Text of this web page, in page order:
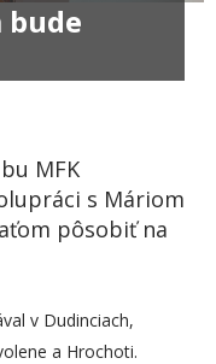
MFK
s Máriom
pôsobiť na
v Dudinciach,
a Hrochoti.